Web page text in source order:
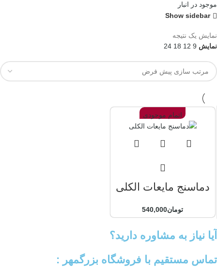
موجود در انبار
Show sidebar
نمایش یک نتیجه
نمایش 9
12
18
24
اتمام موجودی
دماسنج مایعات الکلی
تومان540,000
آیا نیاز به مشاوره دارید؟
تماس مستقیم با فروشگاه بزرگمهر :